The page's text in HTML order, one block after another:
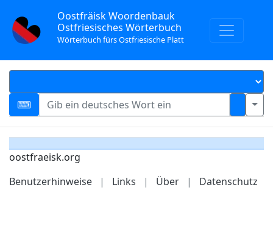
Oostfräisk Woordenbauk
Ostfriesisches Wörterbuch
Wörterbuch fürs Ostfriesische Platt
oostfraeisk.org
Benutzerhinweise
| Links | Über | Datenschutz